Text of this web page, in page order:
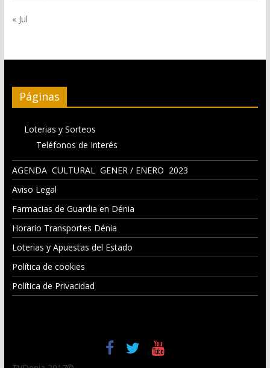
« Jul
Páginas
Loterias y Sorteos
Teléfonos de Interés
AGENDA CULTURAL GENER / ENERO 2023
Aviso Legal
Farmacias de Guardia en Dénia
Horario Transportes Dénia
Loterias y Apuestas del Estado
Política de cookies
Política de Privacidad